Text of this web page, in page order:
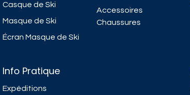
Info Pratique
Expéditions
Casque de Ski
Masque de Ski
Écran Masque de Ski
Accessoires
Chaussures